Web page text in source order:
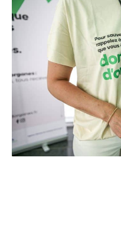
Ce projet représente
d’euros pour
l’équipement au cœur
cancérologie.